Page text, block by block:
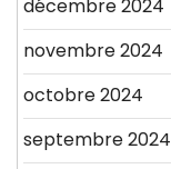
décembre 2024
novembre 2024
octobre 2024
septembre 2024